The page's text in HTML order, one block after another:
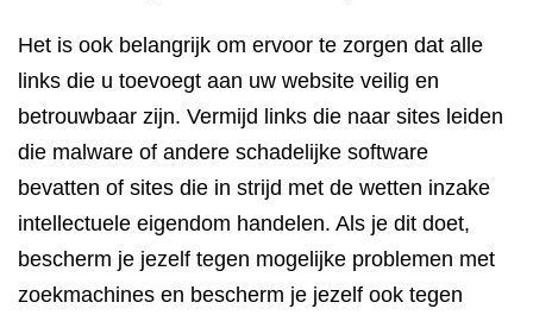
Het is ook belangrijk om ervoor te zorgen dat alle
links die u toevoegt aan uw website veilig en
betrouwbaar zijn. Vermijd links die naar sites leiden
die malware of andere schadelijke software
bevatten of sites die in strijd met de wetten inzake
intellectuele eigendom handelen. Als je dit doet,
bescherm je jezelf tegen mogelijke problemen met
zoekmachines en bescherm je jezelf ook tegen